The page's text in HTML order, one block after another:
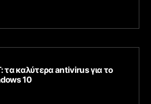
τα καλύτερα antivirus για το
10